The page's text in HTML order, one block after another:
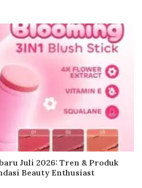
Juli 2026: Tren & Produk
Beauty Enthusiast